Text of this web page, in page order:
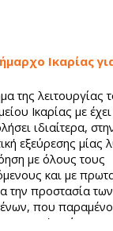
Ικαρίας
της λειτουργίας
Ικαρίας με έχει
ιδιαίτερα,
εξεύρεσης μίας
με όλους τους
και με
την προστασία των
που
ανάγκη